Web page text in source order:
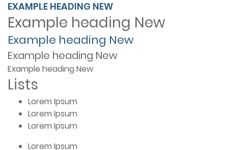
EXAMPLE HEADING NEW
Example heading New
Example heading New
Example heading New
Example heading New
Lists
Lorem Ipsum
Lorem Ipsum
Lorem Ipsum
Lorem Ipsum